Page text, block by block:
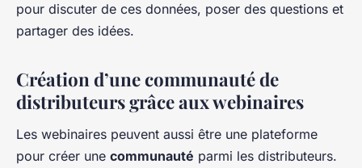
pour discuter de ces données, poser des questions et
partager des idées.
Création d’une communauté de
distributeurs grâce aux webinaires
Les webinaires peuvent aussi être une plateforme
pour créer une communauté parmi les distributeurs.